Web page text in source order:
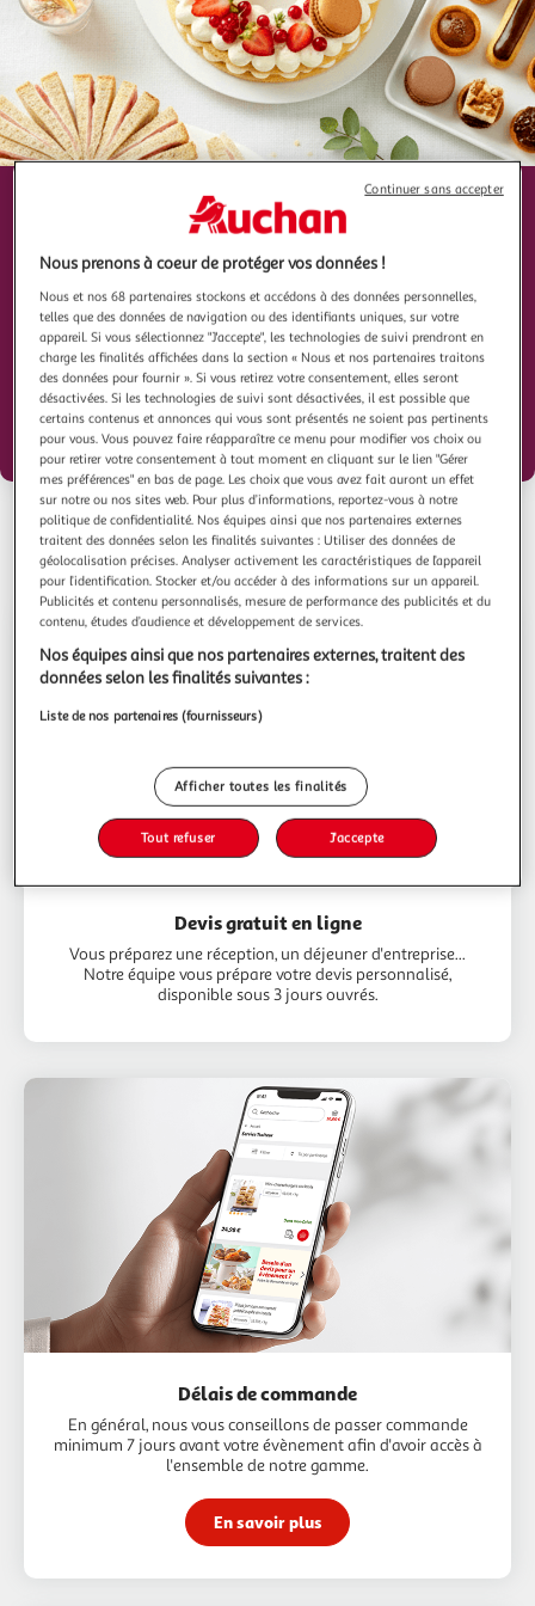
Service Traiteur
bientôt en ligne !
En attendant, pour vos évènements, n'hésitez-pas
à vous renseigner auprès de votre hypermarché.
RDV en magasin
Nos services
Devis gratuit en ligne
Vous préparez une réception, un déjeuner d'entreprise...
Notre équipe vous prépare votre devis personnalisé,
disponible sous 3 jours ouvrés.
Délais de commande
En général, nous vous conseillons de passer commande
minimum 7 jours avant votre évènement afin d'avoir accès à
l'ensemble de notre gamme.
En savoir plus
Nous prenons à coeur de protéger vos données !
Nous et nos 68 partenaires stockons et accédons à des données personnelles,
telles que des données de navigation ou des identifiants uniques, sur votre
appareil. Si vous sélectionnez "J'accepte", les technologies de suivi prendront en
charge les finalités affichées dans la section « Nous et nos partenaires traitons
des données pour fournir ». Si vous retirez votre consentement, elles seront
désactivées. Si les technologies de suivi sont désactivées, il est possible que
certains contenus et annonces qui vous sont présentés ne soient pas pertinents
pour vous. Vous pouvez faire réapparaître ce menu pour modifier vos choix ou
pour retirer votre consentement à tout moment en cliquant sur le lien "Gérer
mes préférences" en bas de page. Les choix que vous avez fait auront un effet
sur notre ou nos sites web. Pour plus d’informations, reportez-vous à notre
politique de confidentialité. Nos équipes ainsi que nos partenaires externes
traitent des données selon les finalités suivantes : Utiliser des données de
géolocalisation précises. Analyser activement les caractéristiques de l’appareil
pour l’identification. Stocker et/ou accéder à des informations sur un appareil.
Publicités et contenu personnalisés, mesure de performance des publicités et du
contenu, études d’audience et développement de services.
Nos équipes ainsi que nos partenaires externes, traitent des
données selon les finalités suivantes :
Liste de nos partenaires (fournisseurs)
Afficher toutes les finalités
Tout refuser J'accepte
Continuer sans accepter